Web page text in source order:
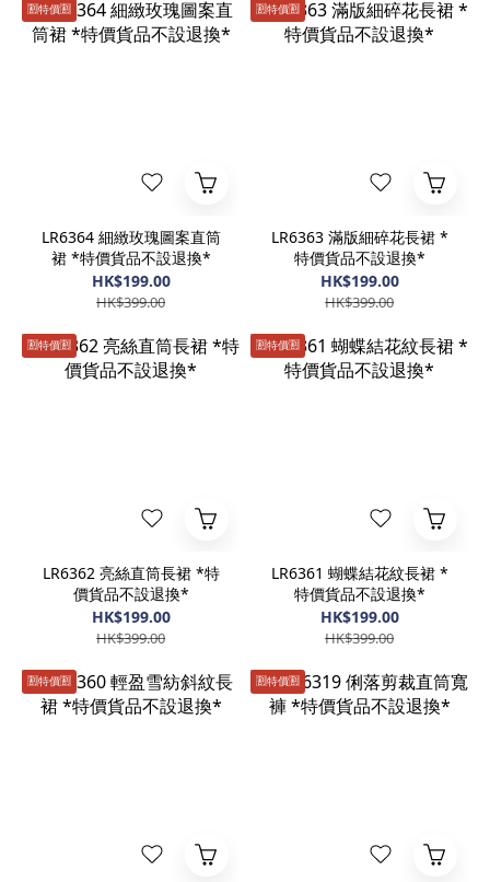
🈹️特價🈹️
LR6364 細緻玫瑰圖案直筒
裙 *特價貨品不設退換*
HK$199.00
HK$399.00
🈹️特價🈹️
LR6363 滿版細碎花長裙 *
特價貨品不設退換*
HK$199.00
HK$399.00
🈹️特價🈹️
LR6362 亮絲直筒長裙 *特
價貨品不設退換*
HK$199.00
HK$399.00
🈹️特價🈹️
LR6361 蝴蝶結花紋長裙 *
特價貨品不設退換*
HK$199.00
HK$399.00
🈹️特價🈹️ 🈹️特價🈹️